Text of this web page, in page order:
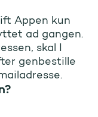
Appen kun
ad gangen.
skal I
genbestille